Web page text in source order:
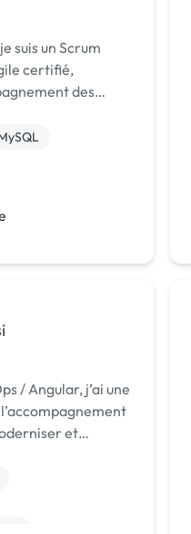
certifié,
des
de travail plus
expérience
/ Angular, j’ai une
et